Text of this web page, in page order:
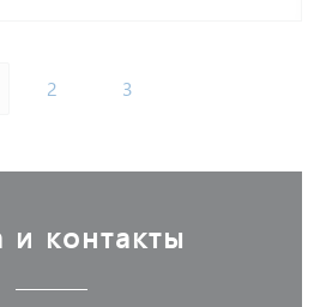
2 3
и контакты